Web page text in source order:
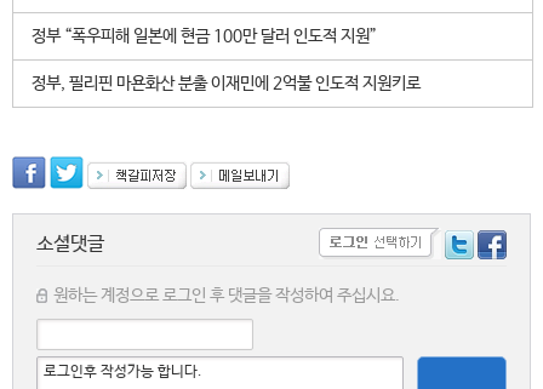
정부 “폭우피해 일본에 현금 100만 달러 인도적 지원”
정부, 필리핀 마욘화산 분출 이재민에 2억불 인도적 지원키로
소셜댓글
원하는 계정으로 로그인 후 댓글을 작성하여 주십시요.